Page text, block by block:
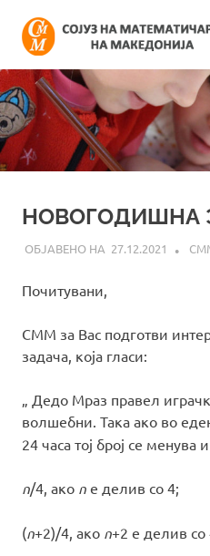
content
информации
поврзани
со
работата
на
НОВОГОДИШНА
27.12.2021
Почитувани,
СММ за Вас подготви
задача, која гласи:
„ Дедо Mраз правел
волшебни. Така ако во
24 часа тој број се менува
n/4, ако n е делив со 4;
(n+2)/4, ако n+2 е делив со